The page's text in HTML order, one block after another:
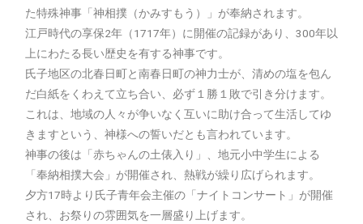
た特殊神事「神相撲（かみすもう）」が奉納されます。
江戸時代の享保2年（1717年）に開催の記録があり、300年以
上にわたる長い歴史を有する神事です。
氏子地区の北春日町と南春日町の神力士が、清めの塩を包ん
だ白紙をくわえて立ち合い、必ず１勝１敗で引き分けます。
これは、地域の人々が争いなく互いに助け合って生活してゆ
きますという、神様への誓いだとも言われています。
神事の後は「赤ちゃんの土俵入り」、地元小中学生による
「奉納相撲大会」が開催され、熱戦が繰り広げられます。
夕方17時より氏子青年会主催の「ナイトコンサート」が開催
され、お祭りの雰囲気を一層盛り上げます。